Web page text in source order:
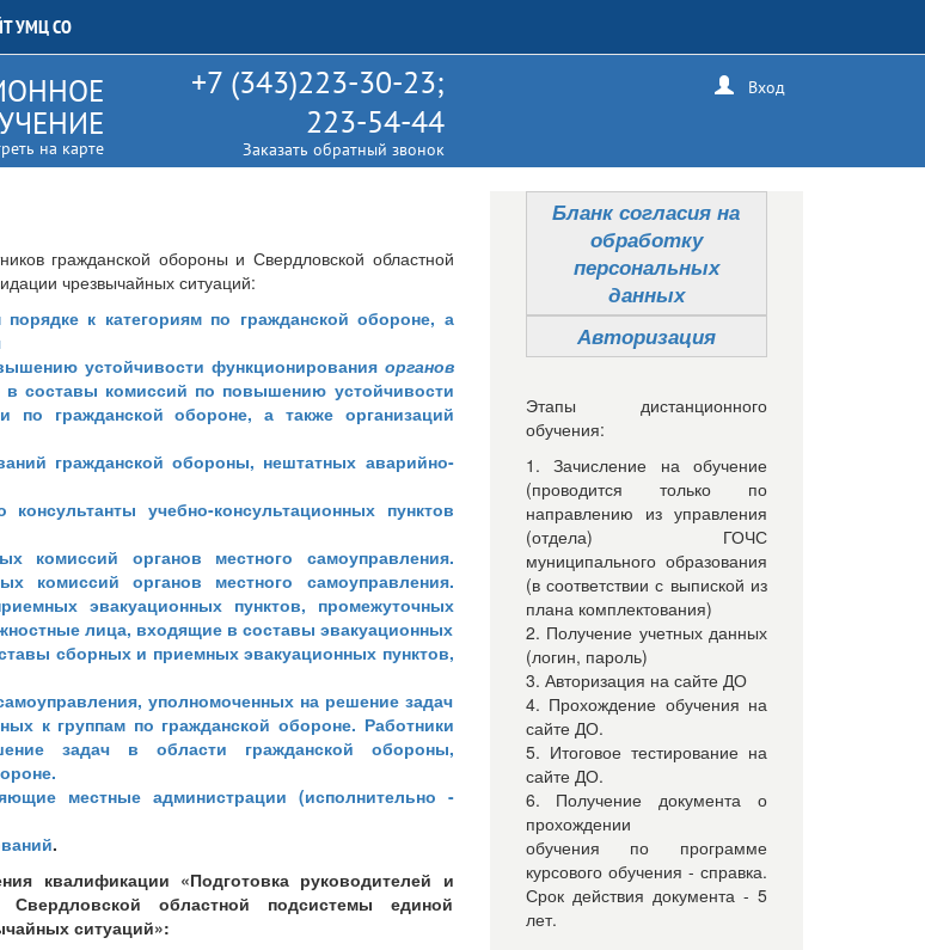
УМЦ СО
на карте
+7 (343)223-30-23;
223-54-44
Заказать обратный звонок
Вход
гражданской обороны и Свердловской областной
чрезвычайных ситуаций:
к категориям по гражданской обороне, а
устойчивости функционирования органов
в составы комиссий по повышению устойчивости
по гражданской обороне, а также организаций
гражданской обороны, нештатных аварийно-
учебно-консультационных пунктов
комиссий органов местного самоуправления.
комиссий органов местного самоуправления.
эвакуационных пунктов, промежуточных
лица, входящие в составы эвакуационных
сборных и приемных эвакуационных пунктов,
уполномоченных на решение задач
к группам по гражданской обороне. Работники
задач в области гражданской обороны,
местные администрации (исполнительно -
.
квалификации «Подготовка руководителей и
областной подсистемы единой
ситуаций»:
Бланк согласия на
обработку
персональных
данных
Авторизация
Этапы дистанционного
обучения:
1. Зачисление на обучение
(проводится только по
направлению из управления
(отдела) ГОЧС
муниципального образования
(в соответствии с выпиской из
плана комплектования)
2. Получение учетных данных
(логин, пароль)
3. Авторизация на сайте ДО
4. Прохождение обучения на
сайте ДО.
5. Итоговое тестирование на
сайте ДО.
6. Получение документа о
прохождении
обучения по программе
курсового обучения - справка.
Срок действия документа - 5
лет.